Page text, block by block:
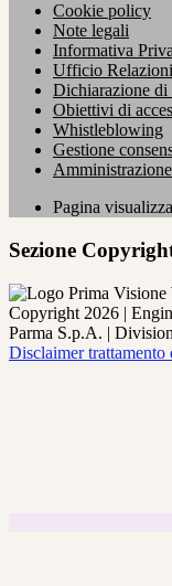
Cookie policy
Note legali
Informativa
Ufficio
Dichiarazione di
Obiettivi di
Whistleblowing
Gestione
Pagina
Sezione
Copyright 2026 |
Parma S.p.A. |
Disclaimer trattamento